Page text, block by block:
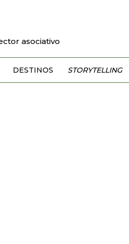
asociativo
DESTINOS STORYTELLING